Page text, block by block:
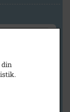
din